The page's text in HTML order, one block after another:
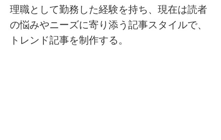
理職として勤務した経験を持ち、現在は読者
の悩みやニーズに寄り添う記事スタイルで、
トレンド記事を制作する。